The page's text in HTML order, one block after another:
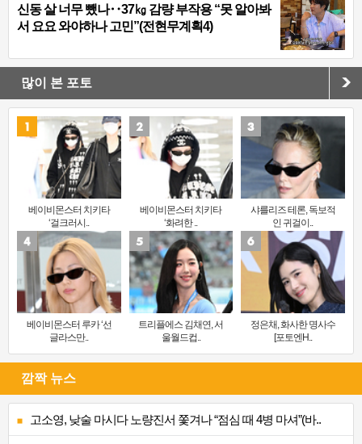
신동 살 너무 뺐나‥37㎏ 감량 부작용 “못 알아봐
서 요요 와야하나 고민”(전현무계획4)
많이 본 포토
베이비몬스터 치키타
‘걸크러시..
베이비몬스터 치키타
‘화려한 ..
샤를리즈 테론, 독보적
인 귀걸이..
베이비몬스터 루카 ‘선
글라스만..
트리플에스 김채연, 서
울월드컵..
정은채, 화사한 명사수
[포토엔H..
깜짝 뉴스
고소영, 낮술 마시다 노량진서 쫓겨나 “점심 때 4병 마셔”(바..